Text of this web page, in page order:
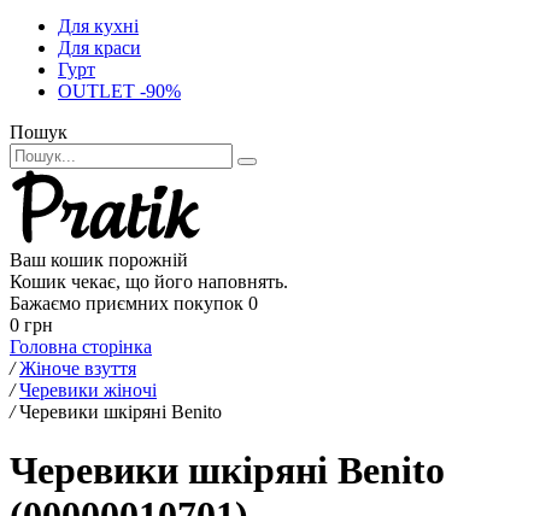
Для кухні
Для краси
Гурт
OUTLET -90%
Пошук
Ваш кошик порожній
Кошик чекає, що його наповнять.
Бажаємо приємних покупок 0
0 грн
Головна сторінка
/ Жіноче взуття
/ Черевики жіночі
/ Черевики шкіряні Benito
Черевики шкіряні Benito